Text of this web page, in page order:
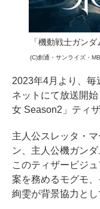
「機動戦士ガン
(C)創通・サンライズ・
2023年4月より、
ネットにて放送開
女 Season2」ティ
主人公スレッタ・
ン、主人公機ガン
このティザービジ
案を務めるモグモ
絢雯が背景協力とし